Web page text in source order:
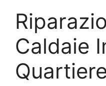
Caldaie